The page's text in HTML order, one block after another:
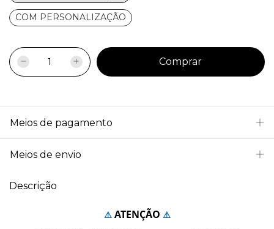
COM PERSONALIZAÇÃO
Meios de pagamento
Meios de envio
Descrição
⚠️ ATENÇÃO ⚠️